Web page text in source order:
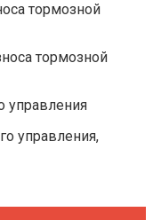
тормозной
тормозной
управления
управления,